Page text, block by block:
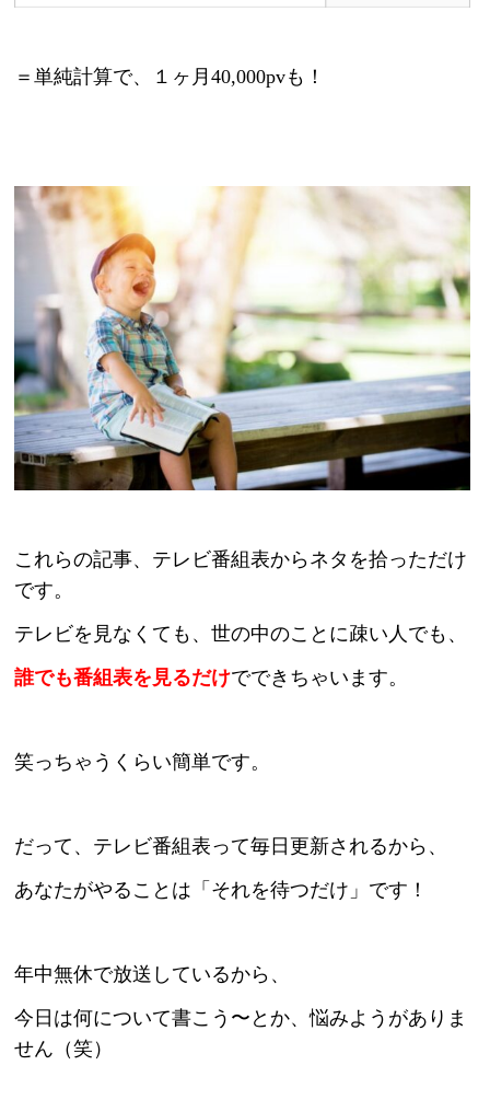
＝単純計算で、１ヶ月40,000pvも！
これらの記事、テレビ番組表からネタを拾っただけ
です。
テレビを見なくても、世の中のことに疎い人でも、
誰でも番組表を見るだけでできちゃいます。
笑っちゃうくらい簡単です。
だって、テレビ番組表って毎日更新されるから、
あなたがやることは「それを待つだけ」です！
年中無休で放送しているから、
今日は何について書こう〜 とか、悩みようがありま
せん（笑）